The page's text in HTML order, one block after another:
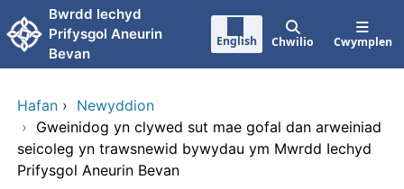
Neidio i'r prif gynnwy
Bwrdd Iechyd
Prifysgol Aneurin
Bevan
English Chwilio Cwymplen
Hafan › Newyddion
› Gweinidog yn clywed sut mae gofal dan arweiniad
seicoleg yn trawsnewid bywydau ym Mwrdd Iechyd
Prifysgol Aneurin Bevan